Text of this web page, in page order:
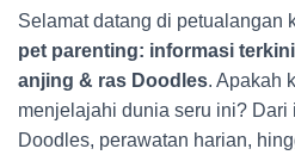
Selamat datang di petualangan
pet parenting: informasi
anjing & ras Doodles. Apakah
menjelajahi dunia seru ini? Dari
Doodles, perawatan harian,